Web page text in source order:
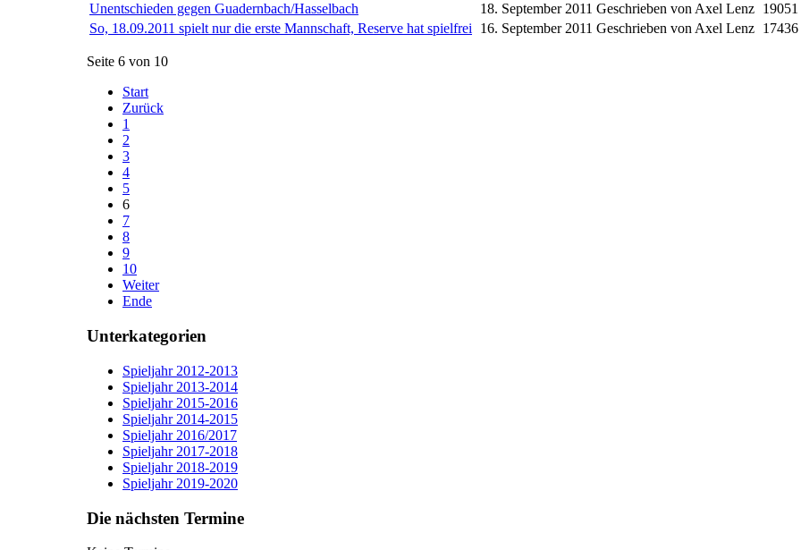
Unentschieden gegen Guadernbach/Hasselbach
18. September 2011 Geschrieben von Axel Lenz 19051
So, 18.09.2011 spielt nur die erste Mannschaft, Reserve hat spielfrei 16. September 2011 Geschrieben von Axel Lenz 17436
Seite 6 von 10
Start
Zurück
1
2
3
4
5
6
7
8
9
10
Weiter
Ende
Unterkategorien
Spieljahr 2012-2013
Spieljahr 2013-2014
Spieljahr 2015-2016
Spieljahr 2014-2015
Spieljahr 2016/2017
Spieljahr 2017-2018
Spieljahr 2018-2019
Spieljahr 2019-2020
Die nächsten Termine